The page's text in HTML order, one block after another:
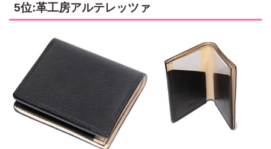
5位:革工房アルテレッツァ